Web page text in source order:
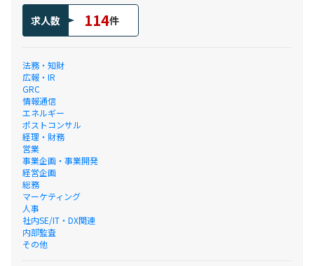
求人数 114件
法務・知財
広報・IR
GRC
情報通信
エネルギー
ポストコンサル
経理・財務
営業
事業企画・事業開発
経営企画
総務
マーケティング
人事
社内SE/IT・DX関連
内部監査
その他